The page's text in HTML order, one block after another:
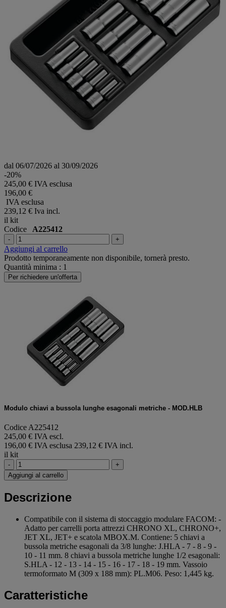
dal 06/07/2026 al 30/09/2026
-20%
245,00 € IVA esclusa
196,00 €
IVA esclusa
239,12 € Iva incl.
il kit
Codice A225412
- +
Aggiungi al carrello
Prodotto temporaneamente non disponibile, tornerà presto.
Quantità minima : 1
Per richiedere un'offerta
Modulo chiavi a bussola lunghe esagonali metriche - MOD.HLB
Codice A225412
245,00 € IVA escl.
196,00 € IVA esclusa 239,12 € IVA incl.
il kit
-
+
Aggiungi al carrello
Descrizione
Compatibile con il sistema di stoccaggio modulare FACOM: -
Adatto per carrelli porta attrezzi CHRONO XL, CHRONO+,
JET XL, JET+ e scatola MBOX.M. Contiene: 5 chiavi a
bussola metriche esagonali da 3/8 lunghe: J.HLA - 7 - 8 - 9 -
10 - 11 mm. 8 chiavi a bussola metriche lunghe 1/2 esagonali:
S.HLA - 12 - 13 - 14 - 15 - 16 - 17 - 18 - 19 mm. Vassoio
termoformato M (309 x 188 mm): PL.M06. Peso: 1,445 kg.
Caratteristiche